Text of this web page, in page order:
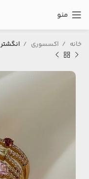
منو
خانه اکسسوری انگشتر